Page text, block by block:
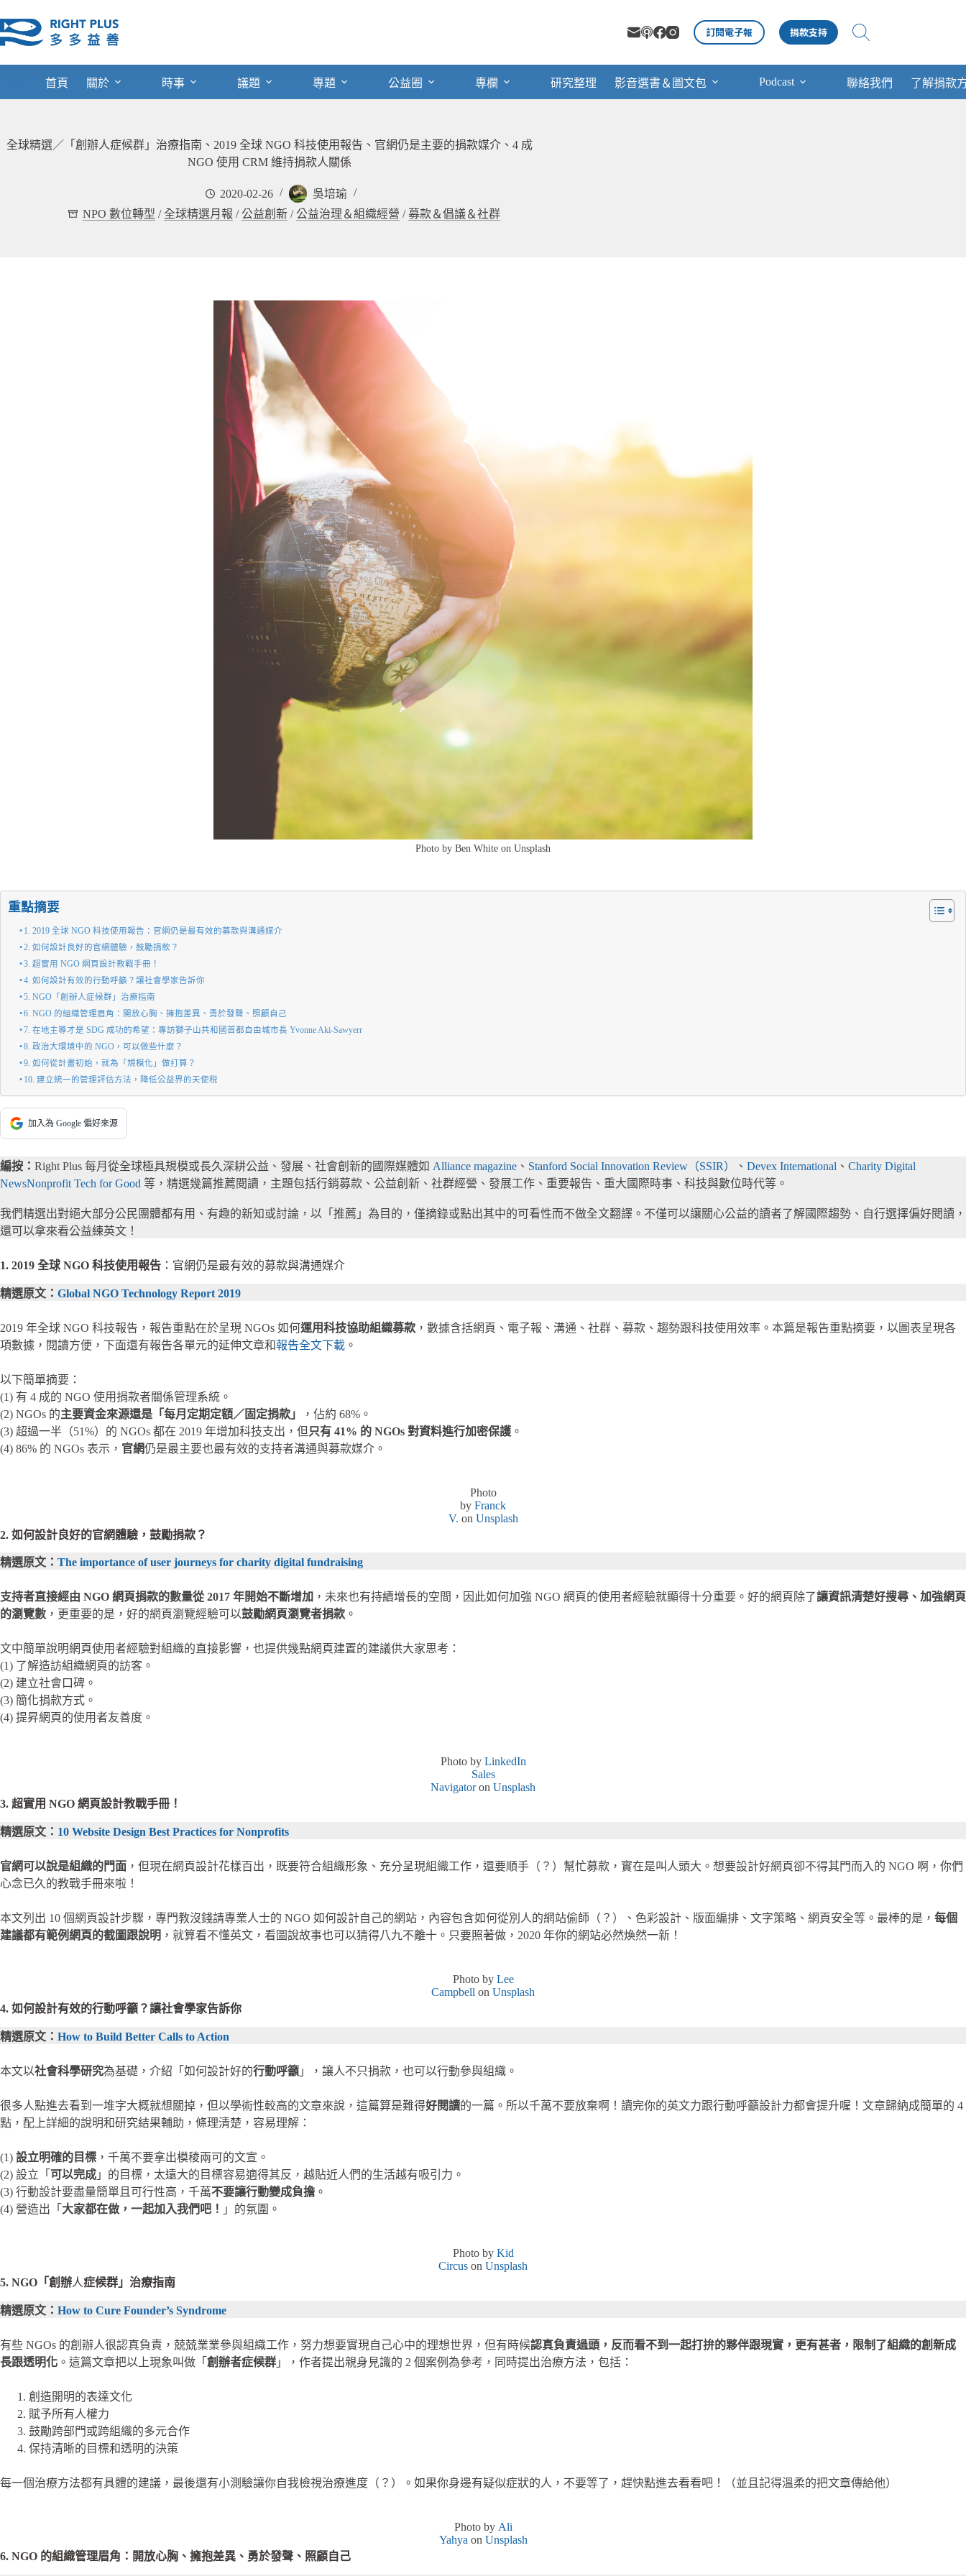
至
主
訂閱電子報 捐款支持
首頁 關於 時事 議題 專題 公益圈 專欄 研究整理 影音選書＆圖文包 Podcast 聯絡我們 了解捐款
全球精選／「創辦人症候群」治療指南、2019 全球 NGO 科技使用報告、官網仍是主要的捐款媒介、4 成
NGO 使用 CRM 維持捐款人關係
2020-02-26
吳培瑜
NPO 數位轉型 /全球精選月報 /公益創新/公益治理＆組織經營 /募款＆倡議＆社群
Photo by Ben White on Unsplash
重點摘要
1. 2019 全球 NGO 科技使用報告：官網仍是最有效的募款與溝通媒介
2. 如何設計良好的官網體驗，鼓勵捐款？
3. 超實用 NGO 網頁設計教戰手冊！
4. 如何設計有效的行動呼籲？讓社會學家告訴你
5. NGO「創辦人症候群」治療指南
6. NGO 的組織管理眉角：開放心胸、擁抱差異、勇於發聲、照顧自己
7. 在地主導才是 SDG 成功的希望：專訪獅子山共和國首都自由城市長 Yvonne Aki-Sawyerr
8. 政治大環境中的 NGO，可以做些什麼？
9. 如何從計畫初始，就為「規模化」做打算？
10. 建立統一的管理評估方法，降低公益界的天使税
加入為 Google 偏好來源
編按： Right Plus 每月從全球極具規模或長久深耕公益、發展、社會創新的國際媒體如 Alliance magazine 、 Stanford Social Innovation Review（SSIR） 、 Devex International 、 Charity Digital
NewsNonprofit Tech for Good 等，精選幾篇推薦閱讀，主題包括行銷募款、公益創新、社群經營、發展工作、重要報告、重大國際時事、科技與數位時代等。
我們精選出對絕大部分公民團體都有用、有趣的新知或討論，以「推薦」為目的，僅摘錄或點出其中的可看性而不做全文翻譯。不僅可以讓關心公益的讀者了解國際趨勢、自行選擇偏好閱讀，
還可以拿來看公益練英文！
1. 2019 全球 NGO 科技使用報告 ：官網仍是最有效的募款與溝通媒介
精選原文： Global NGO Technology Report 2019
2019 年全球 NGO 科技報告，報告重點在於呈現 NGOs 如何運用科技協助組織募款 ，數據含括網頁、電子報、溝通、社群、募款、趨勢跟科技使用效率。本篇是報告重點摘要，以圖表呈現各
項數據，閱讀方便，下面還有報告各單元的延伸文章和報告全文下載 。
以下簡單摘要：
(1) 有 4 成的 NGO 使用捐款者關係管理系統。
(2) NGOs 的主要資金來源還是「每月定期定額／固定捐款」
，佔約 68%。
(3) 超過一半（51%）的 NGOs 都在 2019 年增加科技支出，但 只有 41% 的 NGOs 對資料進行加密保護 。
(4) 86% 的 NGOs 表示， 官網仍是最主要也最有效的支持者溝通與募款媒介。
Photo
by Franck
V. on Unsplash
2. 如何設計良好的官網體驗，鼓勵捐款？
精選原文： The importance of user journeys for charity digital fundraising
支持者直接經由 NGO 網頁捐款的數量從 2017 年開始不斷增加 ，未來也有持續增長的空間，因此如何加強 NGO 網頁的使用者經驗就顯得十分重要。好的網頁除了讓資訊清楚好搜尋、加強網頁
的瀏覽數 ，更重要的是，好的網頁瀏覽經驗可以鼓勵網頁瀏覽者捐款 。
文中簡單說明網頁使用者經驗對組織的直接影響，也提供幾點網頁建置的建議供大家思考：
(1) 了解造訪組織網頁的訪客。
(2) 建立社會口碑。
(3) 簡化捐款方式。
(4) 提昇網頁的使用者友善度。
Photo by LinkedIn
Sales
Navigatoron Unsplash
3. 超實用 NGO 網頁設計教戰手冊！
精選原文： 10 Website Design Best Practices for Nonprofits
官網可以說是組織的門面 ，但現在網頁設計花樣百出，既要符合組織形象、充分呈現組織工作，還要順手（？）幫忙募款，實在是叫人頭大。想要設計好網頁卻不得其門而入的 NGO 啊，你們
心念已久的教戰手冊來啦！
本文列出 10 個網頁設計步驟，專門教沒錢請專業人士的 NGO 如何設計自己的網站，內容包含如何從別人的網站偷師（？）、色彩設計、版面編排、文字策略、網頁安全等。最棒的是， 每個
建議都有範例網頁的截圖跟說明 ，就算看不懂英文，看圖說故事也可以猜得八九不離十。只要照著做，2020 年你的網站必然煥然一新！
Photo by Lee
Campbell on Unsplash
4. 如何設計有效的行動呼籲？讓社會學家告訴你
精選原文： How to Build Better Calls to Action
本文以社會科學研究為基礎，介紹「如何設計好的行動呼籲 」，讓人不只捐款，也可以行動參與組織。
很多人點進去看到一堆字大概就想關掉，但以學術性較高的文章來說，這篇算是難得好閱讀的一篇。所以千萬不要放棄啊！讀完你的英文力跟行動呼籲設計力都會提升喔！文章歸納成簡單的 4
點，配上詳細的說明和研究結果輔助，條理清楚，容易理解：
(1) 設立明確的目標 ，千萬不要拿出模稜兩可的文宣。
(2) 設立「 可以完成 」的目標，太遠大的目標容易適得其反，越貼近人們的生活越有吸引力。
(3) 行動設計要盡量簡單且可行性高，千萬不要讓行動變成負擔 。
(4) 營造出「 大家都在做，一起加入我們吧！ 」的氛圍。
Photo by Kid
Circus on Unsplash
5. NGO「創辦人症候群」治療指南
精選原文： How to Cure Founder’s Syndrome
有些 NGOs 的創辦人很認真負責，兢兢業業參與組織工作，努力想要實現自己心中的理想世界，但有時候認真負責過頭，反而看不到一起打拚的夥伴跟現實，更有甚者，限制了組織的創新成
長跟透明化 。這篇文章把以上現象叫做「 創辦者症候群 」，作者提出親身見識的 2 個案例為參考，同時提出治療方法，包括：
創造開明的表達文化
賦予所有人權力
鼓勵跨部門或跨組織的多元合作
保持清晰的目標和透明的決策
每一個治療方法都有具體的建議，最後還有小測驗讓你自我檢視治療進度（？）。如果你身邊有疑似症狀的人，不要等了，趕快點進去看看吧！（並且記得溫柔的把文章傳給他）
Photo by Ali
Yahya on Unsplash
6. NGO 的組織管理眉角：開放心胸、擁抱差異、勇於發聲、照顧自己